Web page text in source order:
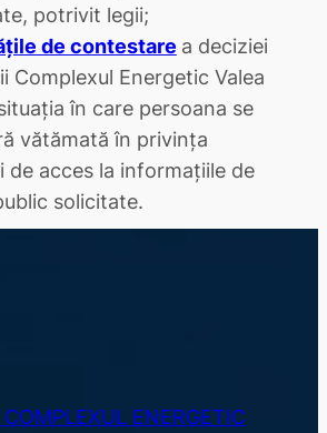
potrivit legii;
de contestare a deciziei
Complexul Energetic Valea
în care persoana se
vătămată în privinţa
de acces la informaţiile de
solicitate.
ENERGETIC